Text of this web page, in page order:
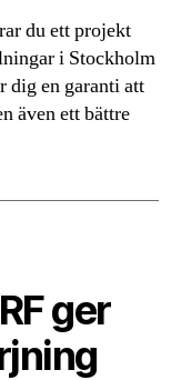
du ett projekt
i Stockholm
dig en garanti att
även ett bättre
ger